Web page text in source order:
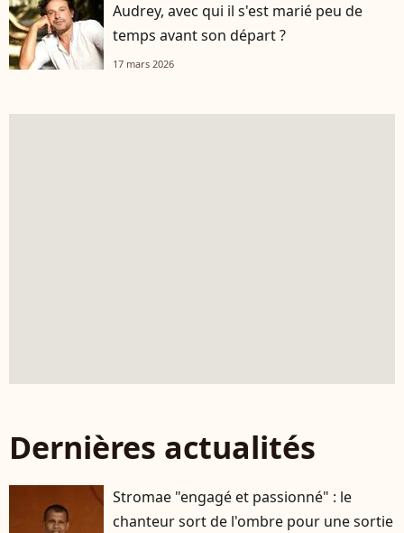
Audrey, avec qui il s'est marié peu de
temps avant son départ ?
17 mars 2026
Dernières actualités
Stromae "engagé et passionné" : le
chanteur sort de l'ombre pour une sortie